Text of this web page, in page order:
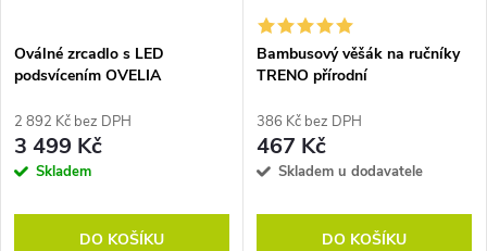
Oválné zrcadlo s LED
podsvícením OVELIA
2 892 Kč bez DPH
3 499 Kč
Skladem
DO KOŠÍKU
Bambusový věšák na ručníky
TRENO přírodní
386 Kč bez DPH
467 Kč
Skladem u dodavatele
DO KOŠÍKU